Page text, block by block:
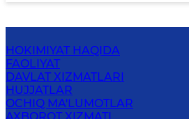
HOKIMIYAT HAQIDA
FAOLIYAT
DAVLAT XIZMATLARI
HUJJATLAR
OCHIQ MA'LUMOTLAR